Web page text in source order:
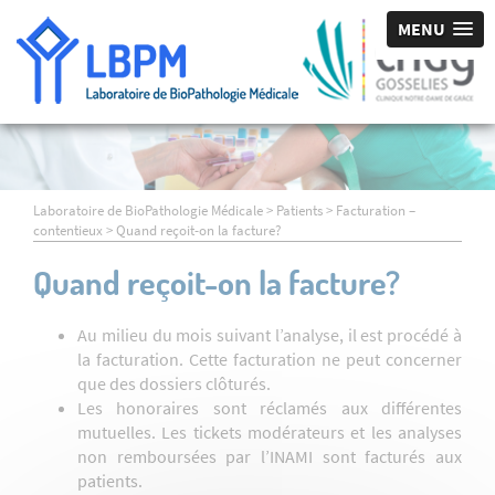
MENU
Laboratoire de BioPathologie Médicale> Patients> Facturation –
contentieux > Quand reçoit-on la facture?
Quand reçoit-on la facture?
Au milieu du mois suivant l’analyse, il est procédé à
la facturation. Cette facturation ne peut concerner
que des dossiers clôturés.
Les honoraires sont réclamés aux différentes
mutuelles. Les tickets modérateurs et les analyses
non remboursées par l’INAMI sont facturés aux
patients.